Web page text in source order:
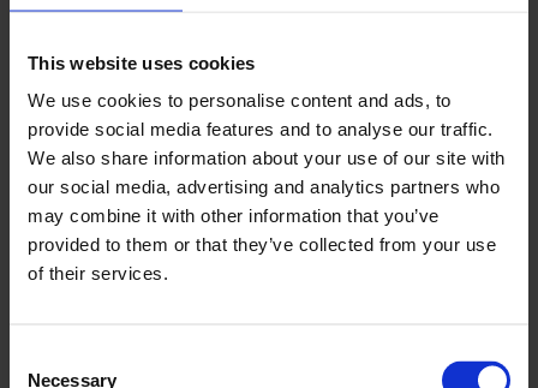
This website uses cookies
We use cookies to personalise content and ads, to
provide social media features and to analyse our traffic.
We also share information about your use of our site with
our social media, advertising and analytics partners who
may combine it with other information that you’ve
provided to them or that they’ve collected from your use
of their services.
Necessary
PLUS
Én konkurs og seks